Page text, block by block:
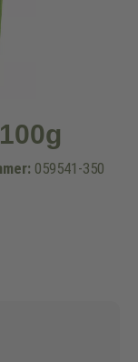
059541-350